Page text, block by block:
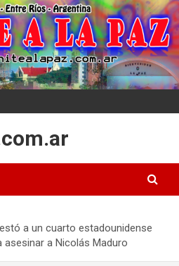
a un cuarto estadounidense
asesinar a Nicolás Maduro